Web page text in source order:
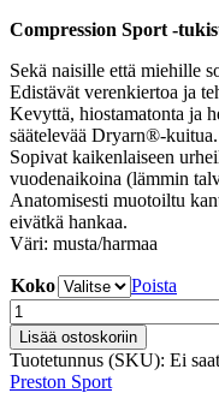
Compression Sport -
Sekä naisille että miehille
Edistävät verenkiertoa ja
Kevyttä, hiostamatonta ja
säätelevää Dryarn®-kuitua.
Sopivat kaikenlaiseen
vuodenaikoina (lämmin
Anatomisesti muotoiltu
eivätkä hankaa.
Väri: musta/harmaa
Koko
Poista
Compression
Sport
tukisukat
määrä
Lisää ostoskoriin
Tuotetunnus (SKU): Ei
Preston Sport